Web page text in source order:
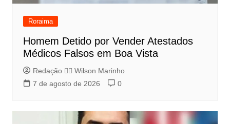
Roraima
Homem Detido por Vender Atestados
Médicos Falsos em Boa Vista
Redação 👨‍⚖️​ Wilson Marinho
7 de agosto de 2026
0